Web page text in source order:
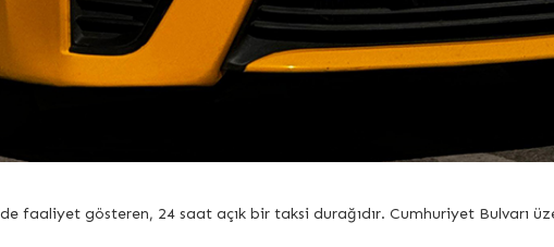
faaliyet gösteren, 24 saat açık bir taksi durağıdır. Cumhuriyet Bulvarı